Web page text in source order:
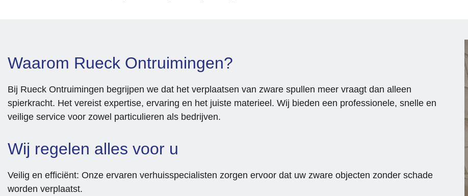
keurig achtergelaten en volledig
volgens afspraak opgeleverd. Wij
kijken terug op een fijne
samenwerking en kunnen dit bedrijf
Waarom Rueck Ontruimingen?
Bij Rueck Ontruimingen begrijpen we dat het verplaatsen van zware spullen meer vraagt dan alleen
spierkracht. Het vereist expertise, ervaring en het juiste materieel. Wij bieden een professionele, snelle en
veilige service voor zowel particulieren als bedrijven.
Wij regelen alles voor u
Veilig en efficiënt: Onze ervaren verhuisspecialisten zorgen ervoor dat uw zware objecten zonder schade
worden verplaatst.